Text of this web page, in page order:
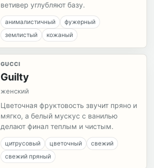
ветивер углубляют базу.
анималистичный
фужерный
землистый
кожаный
GUCCI
Guilty
женский
Цветочная фруктовость звучит пряно и
мягко, а белый мускус с ванилью
делают финал теплым и чистым.
цитрусовый цветочный
свежий
свежий пряный